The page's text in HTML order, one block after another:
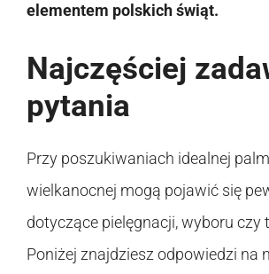
elementem polskich świąt.
Najczęściej
pytania
Przy poszukiwaniach idealnej
wielkanocnej mogą pojawić się
dotyczące pielęgnacji, wyboru czy
Poniżej znajdziesz odpowiedzi na